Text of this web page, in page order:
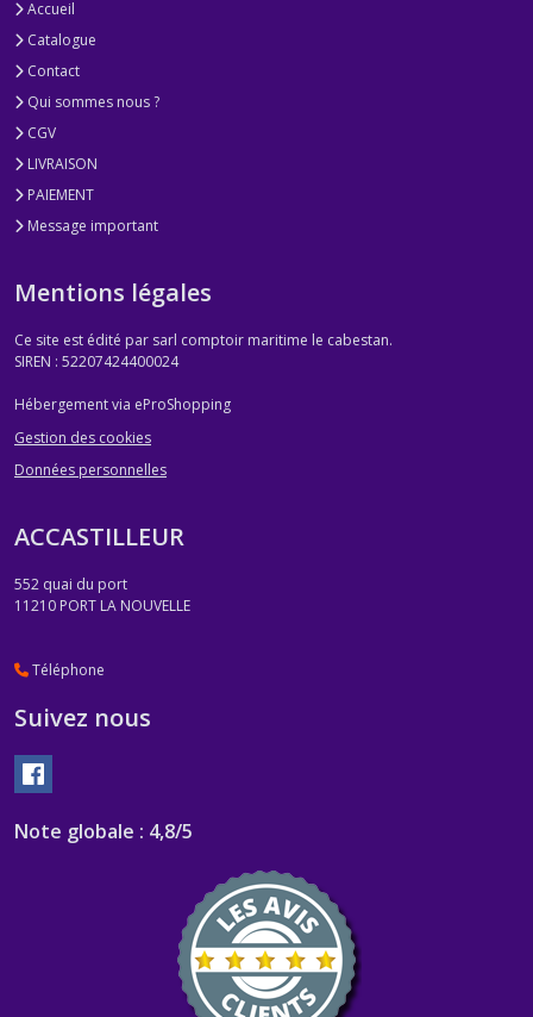
Accueil
Catalogue
Contact
Qui sommes nous ?
CGV
LIVRAISON
PAIEMENT
Message important
Mentions légales
Ce site est édité par sarl comptoir maritime le cabestan.
SIREN : 52207424400024
Hébergement via eProShopping
Gestion des cookies
Données personnelles
ACCASTILLEUR
552 quai du port
11210 PORT LA NOUVELLE
Téléphone
Suivez nous
Note globale : 4,8/5